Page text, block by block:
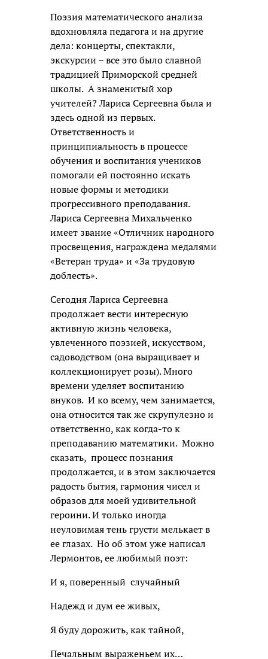
Поэзия математического анализа
вдохновляла педагога и на другие
дела: концерты, спектакли,
экскурсии – все это было славной
традицией Приморской средней
школы. А знаменитый хор
учителей? Лариса Сергеевна была и
здесь одной из первых.
Ответственность и
принципиальность в процессе
обучения и воспитания учеников
помогали ей постоянно искать
новые формы и методики
прогрессивного преподавания.
Лариса Сергеевна Михальченко
имеет звание «Отличник народного
просвещения, награждена медалями
«Ветеран труда» и «За трудовую
доблесть».
Сегодня Лариса Сергеевна
продолжает вести интересную
активную жизнь человека,
увлеченного поэзией, искусством,
садоводством (она выращивает и
коллекционирует розы). Много
времени уделяет воспитанию
внуков. И ко всему, чем занимается,
она относится так же скрупулезно и
ответственно, как когда-то к
преподаванию математики. Можно
сказать, процесс познания
продолжается, и в этом заключается
радость бытия, гармония чисел и
образов для моей удивительной
героини. И только иногда
неуловимая тень грусти мелькает в
ее глазах. Но об этом уже написал
Лермонтов, ее любимый поэт:
И я, поверенный случайный
Надежд и дум ее живых,
Я буду дорожить, как тайной,
Печальным выраженьем их…